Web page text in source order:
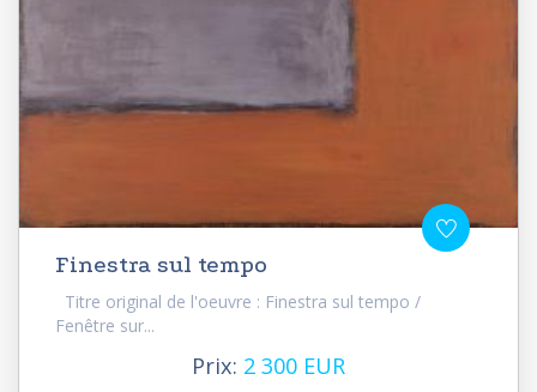
Finestra sul tempo
Titre original de l'oeuvre : Finestra sul tempo /
Fenêtre sur...
Prix: 2 300 EUR